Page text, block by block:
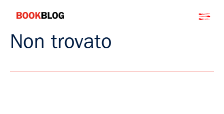
contenuto
Bookblog
Non trovato